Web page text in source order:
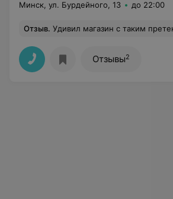
Минск, ул. Бурдейного, 13 до 22:00
Отзыв. Удивил магазин с таким претенциозным названием. Приобретали палки для скандинавской ходьбы. Рекламировали легкие палочки 380 г., продали трекинговые палки под 700 г. , предназначенные для горных походов и которые
Отзывы2